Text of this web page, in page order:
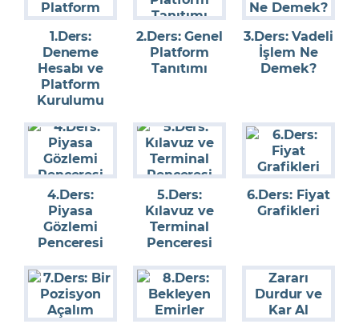
1.Ders:
Deneme
Hesabı ve
Platform
Kurulumu
2.Ders: Genel
Platform
Tanıtımı
3.Ders: Vadeli
İşlem Ne
Demek?
4.Ders:
Piyasa
Gözlemi
Penceresi
5.Ders:
Kılavuz ve
Terminal
Penceresi
6.Ders: Fiyat
Grafikleri